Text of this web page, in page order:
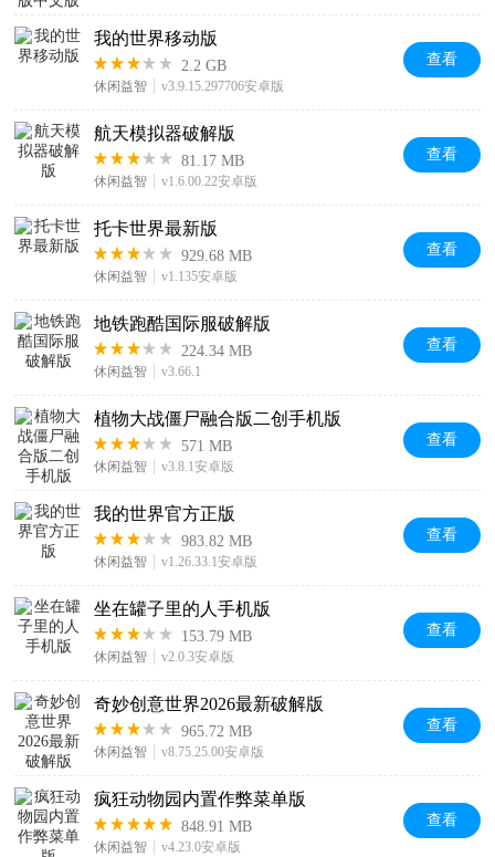
我的世界移动版
2.2 GB
休闲益智 v3.9.15.297706安卓版
查看
航天模拟器破解版
81.17 MB
休闲益智 v1.6.00.22安卓版
查看
托卡世界最新版
929.68 MB
休闲益智 v1.135安卓版
查看
地铁跑酷国际服破解版
224.34 MB
休闲益智 v3.66.1
查看
植物大战僵尸融合版二创手机版
571 MB
休闲益智 v3.8.1安卓版
查看
我的世界官方正版
983.82 MB
休闲益智 v1.26.33.1安卓版
查看
坐在罐子里的人手机版
153.79 MB
休闲益智 v2.0.3安卓版
查看
奇妙创意世界2026最新破解版
965.72 MB
休闲益智 v8.75.25.00安卓版
查看
疯狂动物园内置作弊菜单版
848.91 MB
休闲益智 v4.23.0安卓版
查看